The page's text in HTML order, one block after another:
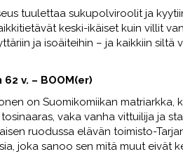
tuulettaa sukupolviroolit ja
keski-ikäiset kuin villit
ja isoäiteihin – ja kaikkiin siltä
v. – BOOM(er)
on Suomikomiikan matriarkka,
vaka vanha vittuilija ja
ruodussa elävän toimisto-
joka sanoo sen mitä muut eivät